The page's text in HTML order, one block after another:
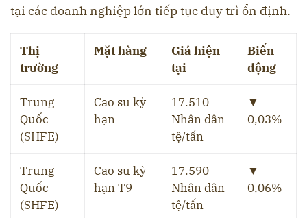
tại các doanh nghiệp lớn tiếp tục duy trì ổn định.
Thị
trường
Mặt hàng
Giá hiện
tại
Biến
động
Trung
Quốc
(SHFE)
Cao su kỳ
hạn
17.510
Nhân dân
tệ/tấn
▼
0,03%
Trung
Quốc
(SHFE)
Cao su kỳ
hạn T9
17.590
Nhân dân
tệ/tấn
▼
0,06%